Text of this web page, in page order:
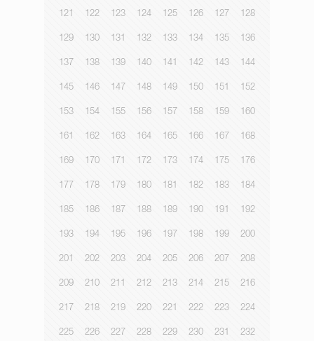
121 122 123 124 125 126 127 128
129 130 131 132 133 134 135 136
137 138 139 140 141 142 143 144
145 146 147 148 149 150 151 152
153 154 155 156 157 158 159 160
161 162 163 164 165 166 167 168
169 170 171 172 173 174 175 176
177 178 179 180 181 182 183 184
185 186 187 188 189 190 191 192
193 194 195 196 197 198 199 200
201 202 203 204 205 206 207 208
209 210 211 212 213 214 215 216
217 218 219 220 221 222 223 224
225 226 227 228 229 230 231 232